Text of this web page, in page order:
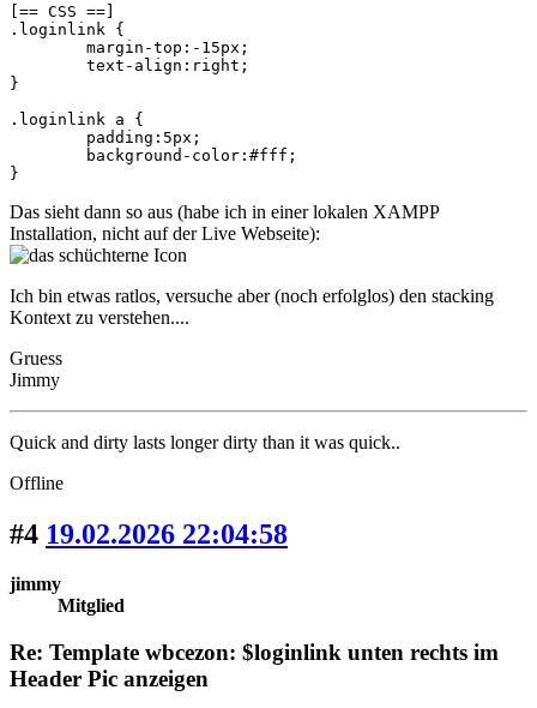
[== CSS ==]
.loginlink {
}
.loginlink a {
}
Das sieht dann so aus (habe ich in einer lokalen XAMPP
Installation, nicht auf der Live Webseite):
Ich bin etwas ratlos, versuche aber (noch erfolglos) den stacking
Kontext zu verstehen....
Gruess
Jimmy
Quick and dirty lasts longer dirty than it was quick..
Offline
#4 19.02.2026 22:04:58
jimmy
Mitglied
Re: Template wbcezon: $loginlink unten rechts im
Header Pic anzeigen